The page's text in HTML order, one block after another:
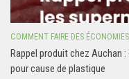
COMMENT FAIRE DES ÉCONOMIES
Rappel produit chez Auchan
pour cause de plastique